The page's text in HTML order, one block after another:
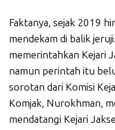
Faktanya, sejak 2019
mendekam di balik
memerintahkan Kejari
namun perintah itu
sorotan dari Komisi
Komjak, Nurokhman,
mendatangi Kejari